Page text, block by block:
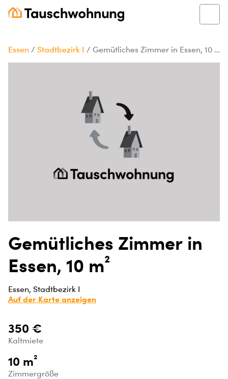
Essen / Stadtbezirk I / Gemütliches Zimmer in Essen, 10 m²
Gemütliches Zimmer in
Essen, 10 m²
Essen, Stadtbezirk I
Auf der Karte anzeigen
350 €
Kaltmiete
10 m²
Zimmergröße